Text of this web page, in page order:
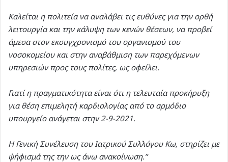
Καλείται η πολιτεία να αναλάβει τις ευθύνες για την ορθή
λειτουργία και την κάλυψη των κενών θέσεων, να προβεί
άμεσα στον εκσυγχρονισμό του οργανισμού του
νοσοκομείου και στην αναβάθμιση των παρεχόμενων
υπηρεσιών προς τους πολίτες, ως οφείλει.
Γιατί η πραγματικότητα είναι ότι η τελευταία προκήρυξη
για θέση επιμελητή καρδιολογίας από το αρμόδιο
υπουργείο ανάγεται στην 2-9-2021.
Η Γενική Συνέλευση του Ιατρικού Συλλόγου Κω, στηρίζει με
ψήφισμά της την ως άνω ανακοίνωση.”